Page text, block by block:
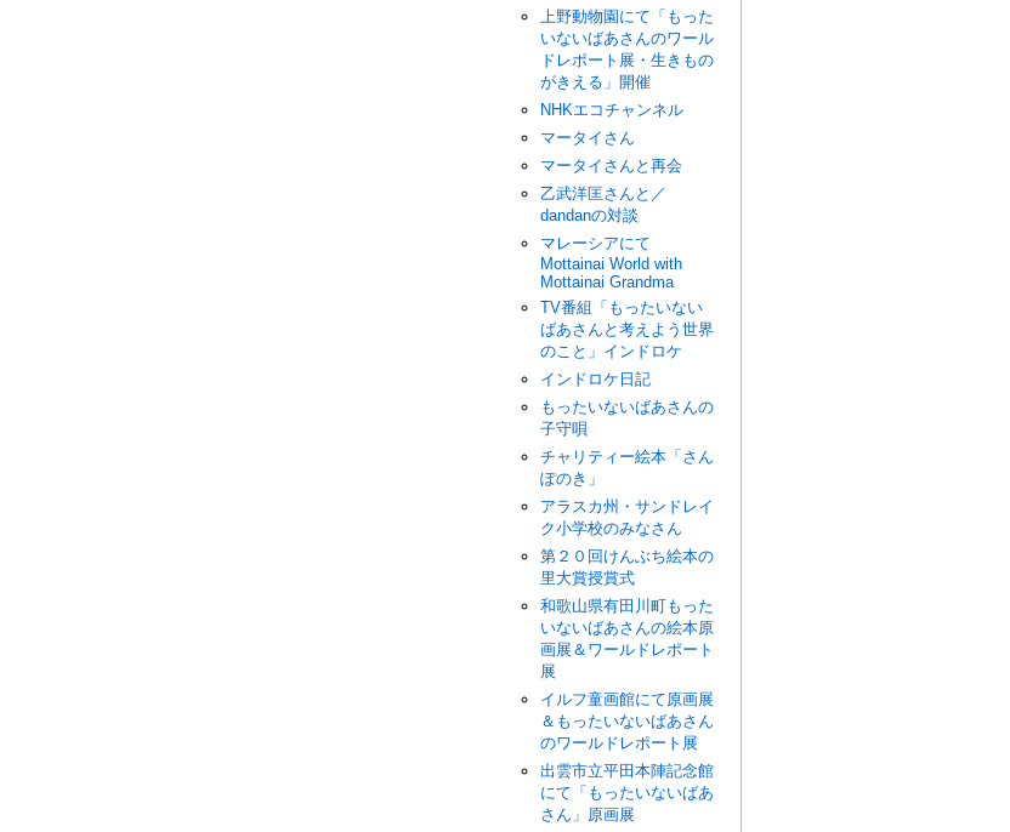
上野動物園にて「もった
いないばあさんのワール
ドレポート展・生きもの
がきえる」開催
NHKエコチャンネル
マータイさん
マータイさんと再会
乙武洋匡さんと／
dandanの対談
マレーシアにて
Mottainai World with
Mottainai Grandma
TV番組「もったいない
ばあさんと考えよう世界
のこと」インドロケ
インドロケ日記
もったいないばあさんの
子守唄
チャリティー絵本「さん
ぽのき」
アラスカ州・サンドレイ
ク小学校のみなさん
第２０回けんぶち絵本の
里大賞授賞式
和歌山県有田川町もった
いないばあさんの絵本原
画展＆ワールドレポート
展
イルフ童画館にて原画展
＆もったいないばあさん
のワールドレポート展
出雲市立平田本陣記念館
にて「もったいないばあ
さん」原画展